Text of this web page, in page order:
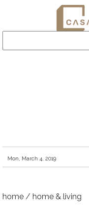
Mon, March 4, 2019
home / home & living